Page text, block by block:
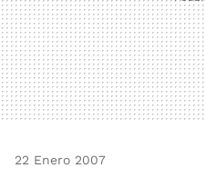
22 Enero 2007